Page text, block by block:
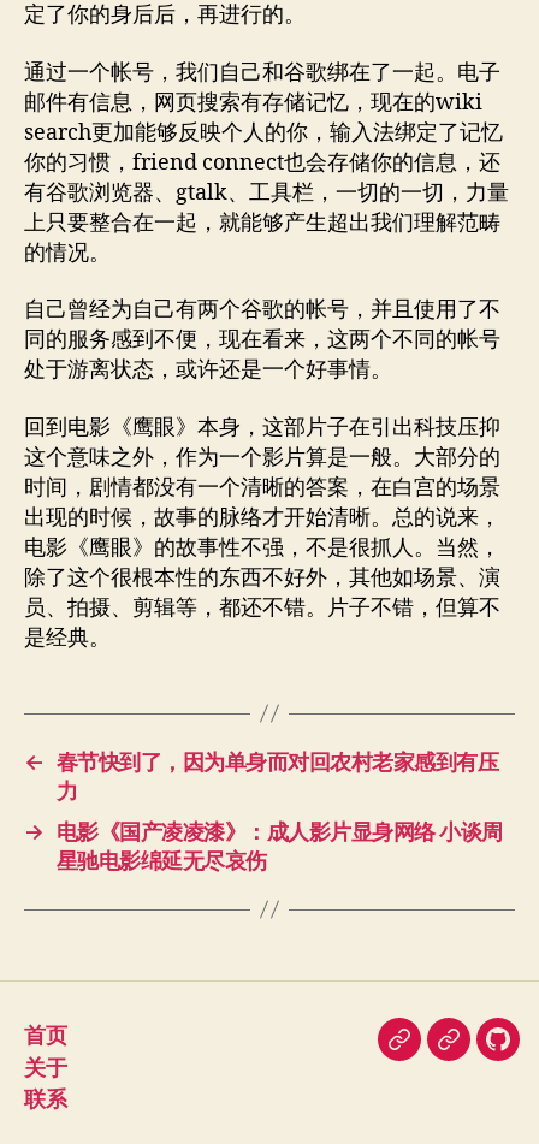
定了你的身后后，再进行的。
通过一个帐号，我们自己和谷歌绑在了一起。电子
邮件有信息，网页搜索有存储记忆，现在的wiki
search更加能够反映个人的你，输入法绑定了记忆
你的习惯，friend connect也会存储你的信息，还
有谷歌浏览器、gtalk、工具栏，一切的一切，力量
上只要整合在一起，就能够产生超出我们理解范畴
的情况。
自己曾经为自己有两个谷歌的帐号，并且使用了不
同的服务感到不便，现在看来，这两个不同的帐号
处于游离状态，或许还是一个好事情。
回到电影《鹰眼》本身，这部片子在引出科技压抑
这个意味之外，作为一个影片算是一般。大部分的
时间，剧情都没有一个清晰的答案，在白宫的场景
出现的时候，故事的脉络才开始清晰。总的说来，
电影《鹰眼》的故事性不强，不是很抓人。当然，
除了这个很根本性的东西不好外，其他如场景、演
员、拍摄、剪辑等，都还不错。片子不错，但算不
是经典。
← 春节快到了，因为单身而对回农村老家感到有压
力
→
电影《国产凌凌漆》：成人影片显身网络 小谈周
星驰电影绵延无尽哀伤
首页
关于
联系
即
豆
我